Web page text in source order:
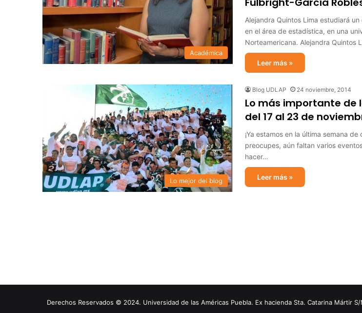
Académica
Alejandra Quintos Lima estudiará
en el área de estadística, en una
Norteamericana. Alejandra Quintos
Leer más »
Lo mejor del blog
Blog UDLAP 24 noviembre, 2014
Lo más importante de
del 17 al 23 de
¡Ya estamos en la última semana de
preocupes, aún faltan varios
hacer…
Leer más »
Derechos Reservados © 2024. Universidad de las Américas Puebla. Ex hacienda Sta. Catarina Mártir